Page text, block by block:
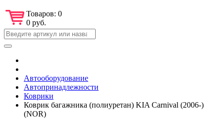
Товаров: 0
0 руб.
Автооборудование
Автопринадлежности
Коврики
Коврик багажника (полиуретан) KIA Carnival (2006-)
(NOR)